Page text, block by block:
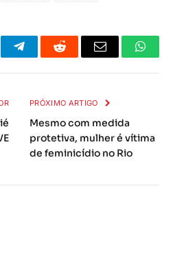
TelegramaReddit
E-
PRÓXIMO ARTIGO
Mesmo com medida
protetiva, mulher é vítima
de feminicídio no Rio